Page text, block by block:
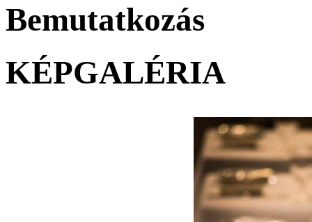
Bemutatkozás
KÉPGALÉRIA